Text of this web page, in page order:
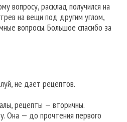
вопросу, расклад получился на
на вещи под другим углом,
вопросы. Большое спасибо за
не дает рецептов.
рецепты — вторичны.
Она — до прочтения первого